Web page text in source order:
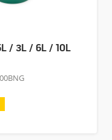
/ 3L / 6L / 10L